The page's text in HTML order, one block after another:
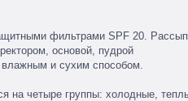
фильтрами SPF 20.
основой, пудрой
и сухим способом.
на четыре группы: холодные,